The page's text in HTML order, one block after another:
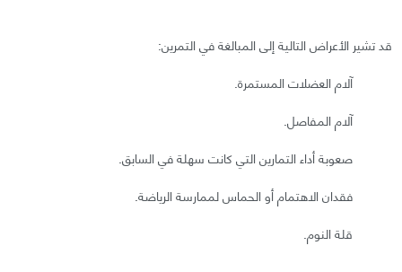
قد تشير الأعراض التالية إلى المبالغة في التمرين:
آلام العضلات المستمرة.
آلام المفاصل.
صعوبة أداء التمارين التي كانت سهلة في السابق.
فقدان الاهتمام أو الحماس لممارسة الرياضة.
قلة النوم.